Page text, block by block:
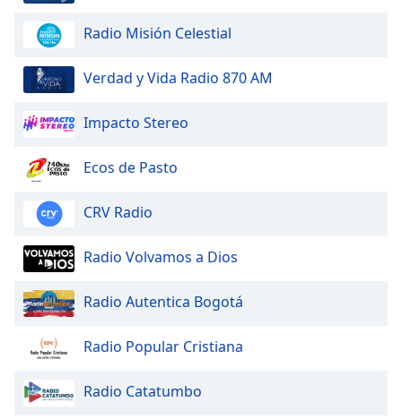
Radio Misión Celestial
Verdad y Vida Radio 870 AM
Impacto Stereo
Ecos de Pasto
CRV Radio
Radio Volvamos a Dios
Radio Autentica Bogotá
Radio Popular Cristiana
Radio Catatumbo